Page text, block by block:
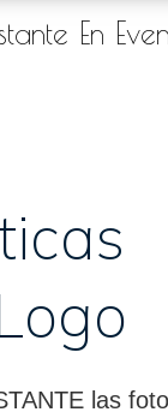
En
las